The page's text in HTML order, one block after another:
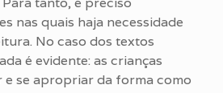
nas quais haja necessidade
No caso dos textos
é evidente: as crianças
e se apropriar da forma como